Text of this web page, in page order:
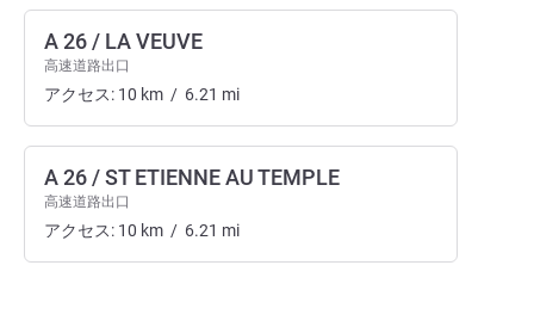
A 26 / LA VEUVE
高速道路出口
アクセス: 10 km / 6.21 mi
A 26 / ST ETIENNE AU TEMPLE
高速道路出口
アクセス: 10 km / 6.21 mi